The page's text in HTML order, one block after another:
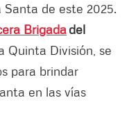
de este 2025.
Brigadadel
Quinta División, se
para brindar
en las vías